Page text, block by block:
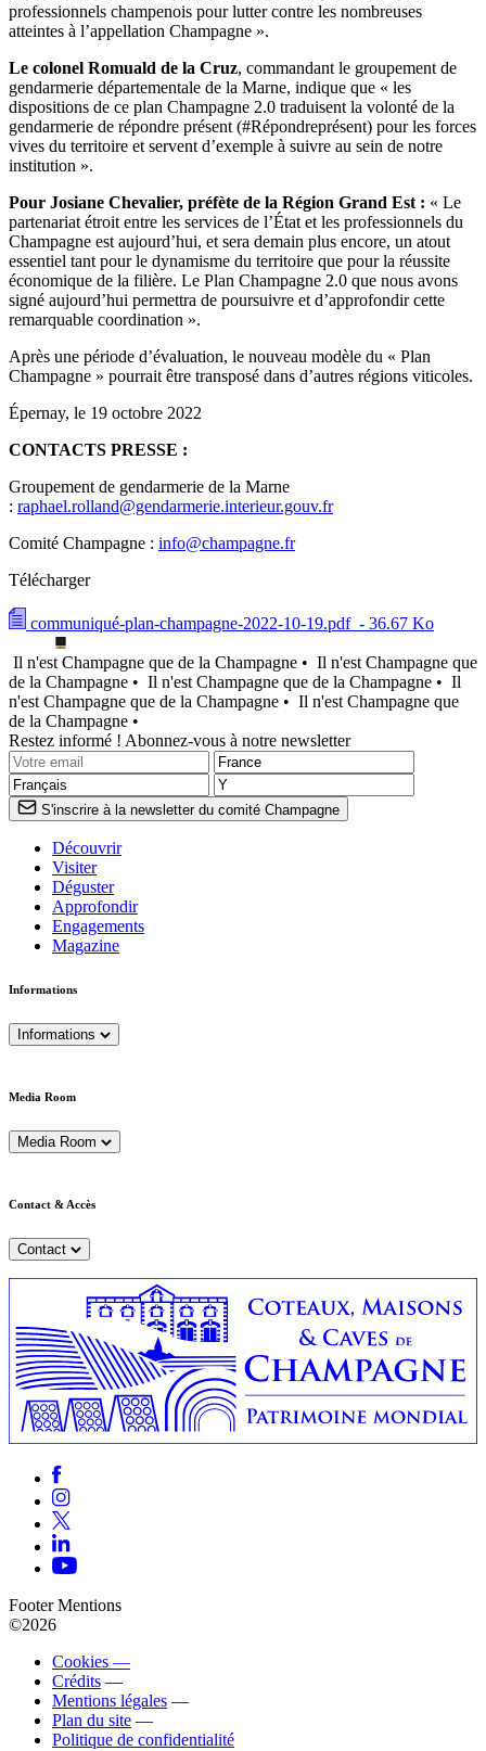
professionnels champenois pour lutter contre les nombreuses
atteintes à l’appellation Champagne ».
Le colonel Romuald de la Cruz, commandant le groupement de
gendarmerie départementale de la Marne, indique que « les
dispositions de ce plan Champagne 2.0 traduisent la volonté de la
gendarmerie de répondre présent (#Répondreprésent) pour les forces
vives du territoire et servent d’exemple à suivre au sein de notre
institution ».
Pour Josiane Chevalier, préfète de la Région Grand Est : « Le
partenariat étroit entre les services de l’État et les professionnels du
Champagne est aujourd’hui, et sera demain plus encore, un atout
essentiel tant pour le dynamisme du territoire que pour la réussite
économique de la filière. Le Plan Champagne 2.0 que nous avons
signé aujourd’hui permettra de poursuivre et d’approfondir cette
remarquable coordination ».
Après une période d’évaluation, le nouveau modèle du « Plan
Champagne » pourrait être transposé dans d’autres régions viticoles.
Épernay, le 19 octobre 2022
CONTACTS PRESSE :
Groupement de gendarmerie de la Marne
: raphael.rolland@gendarmerie.interieur.gouv.fr
Comité Champagne : info@champagne.fr
Télécharger
communiqué-plan-champagne-2022-10-19.pdf - 36.67 Ko
Il n'est Champagne que de la Champagne • Il n'est Champagne que
de la Champagne • Il n'est Champagne que de la Champagne • Il
n'est Champagne que de la Champagne • Il n'est Champagne que
de la Champagne •
Restez informé ! Abonnez-vous à notre newsletter
S'inscrire à la newsletter du comité Champagne
Découvrir
Visiter
Déguster
Approfondir
Engagements
Magazine
Informations
Informations
Media Room
Media Room
Contact & Accès
Contact
Footer Mentions
©2026
Cookies —
Crédits —
Mentions légales —
Plan du site —
Politique de confidentialité